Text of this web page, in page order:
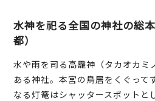
水神を祀る全国の神社の総
都）
水や雨を司る高龗神（タカオカミ
ある神社。本宮の鳥居をくぐって
なる灯篭はシャッタースポット